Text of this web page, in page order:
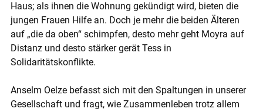
Haus; als ihnen die Wohnung gekündigt wird, bieten die
jungen Frauen Hilfe an. Doch je mehr die beiden Älteren
auf „die da oben“ schimpfen, desto mehr geht Moyra auf
Distanz und desto stärker gerät Tess in
Solidaritätskonflikte.
Anselm Oelze befasst sich mit den Spaltungen in unserer
Gesellschaft und fragt, wie Zusammenleben trotz allem